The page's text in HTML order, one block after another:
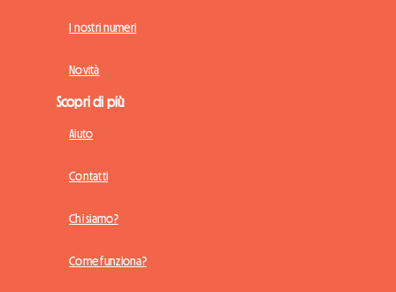
I nostri numeri
Novità
Scopri di più
Aiuto
Contatti
Chi siamo?
Come funziona?